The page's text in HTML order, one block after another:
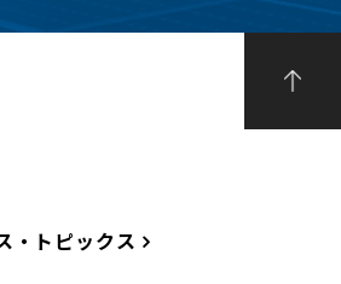
・トピックス